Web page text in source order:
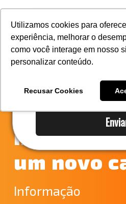
Utilizamos cookies para
experiência, melhorar o
como você interage em nosso
personalizar conteúdo.
Recusar Cookies
A Mastersul
#35 (no title)
Blog
#38 (no title)
O futuro
carros
no Brasil
um novo
Informação